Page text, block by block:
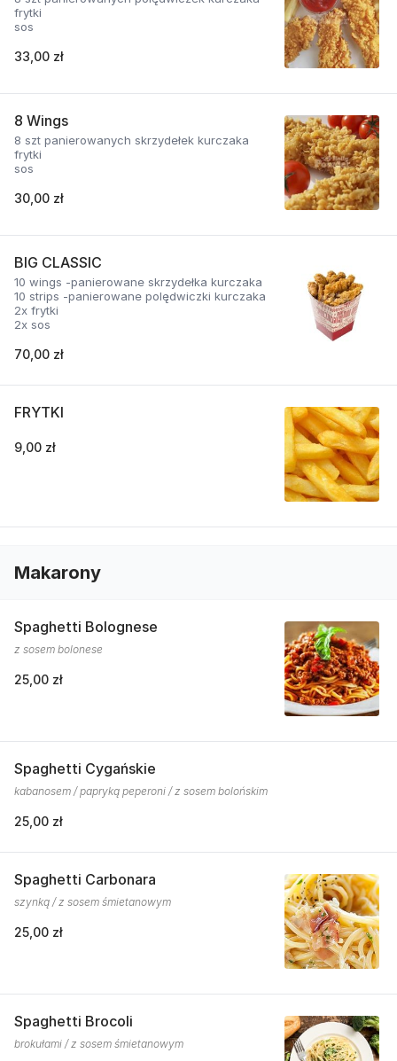
frytki
sos
33,00 zł
8 Wings
8 szt panierowanych skrzydełek kurczaka
frytki
sos
30,00 zł
BIG CLASSIC
10 wings -panierowane skrzydełka kurczaka
10 strips -panierowane polędwiczki kurczaka
2x frytki
2x sos
70,00 zł
FRYTKI
9,00 zł
Makarony
Spaghetti Bolognese
z sosem bolonese
25,00 zł
Spaghetti Cygańskie
kabanosem / papryką peperoni / z sosem bolońskim
25,00 zł
Spaghetti Carbonara
szynką / z sosem śmietanowym
25,00 zł
Spaghetti Brocoli
brokułami / z sosem śmietanowym